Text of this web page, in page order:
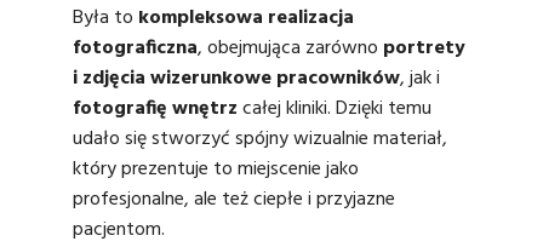
Była to kompleksowa realizacja
fotograficzna, obejmująca zarówno portrety
izdjęcia wizerunkowepracowników, jak i
fotografię wnętrzcałej kliniki. Dzięki temu
udało się stworzyć spójny wizualnie materiał,
który prezentuje to miejscenie jako
profesjonalne, ale też ciepłe i przyjazne
pacjentom.